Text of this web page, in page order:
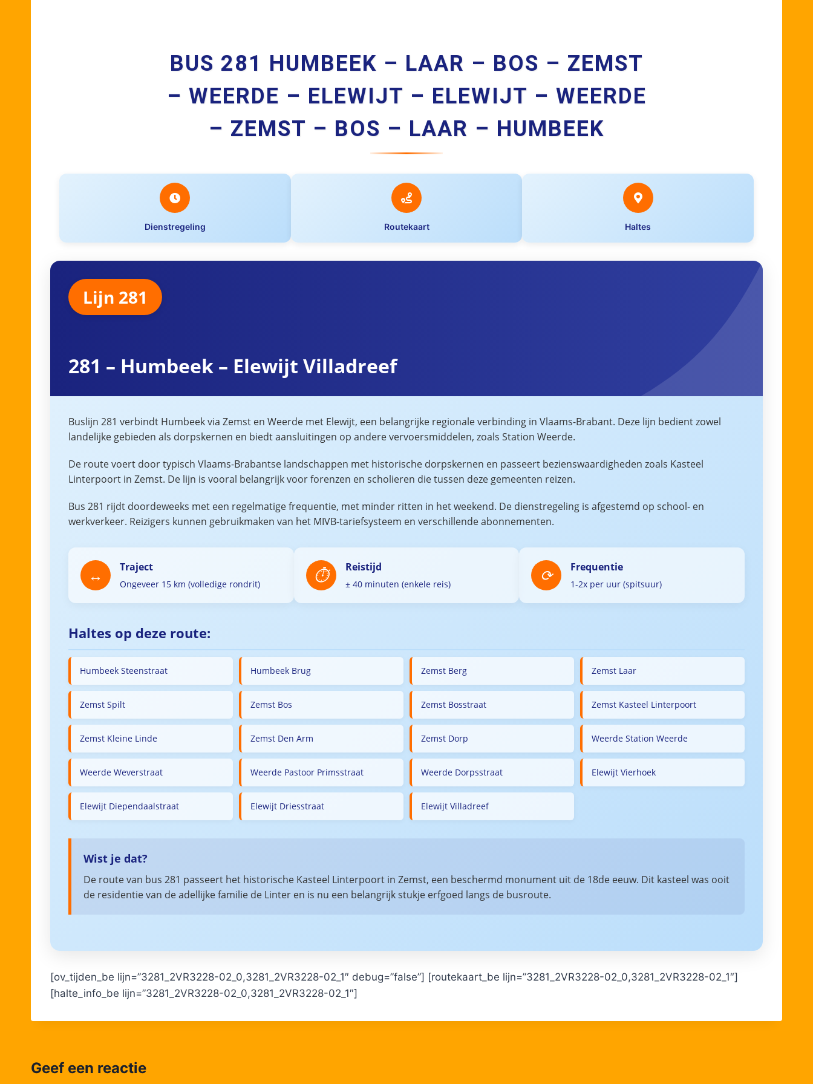
BUS 281 HUMBEEK – LAAR – BOS – ZEMST
– WEERDE – ELEWIJT – ELEWIJT – WEERDE
– ZEMST – BOS – LAAR – HUMBEEK
Dienstregeling Routekaart Haltes
Lijn 281
281 – Humbeek – Elewijt Villadreef
Buslijn 281 verbindt Humbeek via Zemst en Weerde met Elewijt, een belangrijke regionale verbinding in Vlaams-Brabant. Deze lijn bedient zowel
landelijke gebieden als dorpskernen en biedt aansluitingen op andere vervoersmiddelen, zoals Station Weerde.
De route voert door typisch Vlaams-Brabantse landschappen met historische dorpskernen en passeert bezienswaardigheden zoals Kasteel
Linterpoort in Zemst. De lijn is vooral belangrijk voor forenzen en scholieren die tussen deze gemeenten reizen.
Bus 281 rijdt doordeweeks met een regelmatige frequentie, met minder ritten in het weekend. De dienstregeling is afgestemd op school- en
werkverkeer. Reizigers kunnen gebruikmaken van het MIVB-tariefsysteem en verschillende abonnementen.
Traject
Ongeveer 15 km (volledige rondrit)
Reistijd
± 40 minuten (enkele reis)
Frequentie
1-2x per uur (spitsuur)
Haltes op deze route:
Humbeek Steenstraat Humbeek Brug Zemst Berg Zemst Laar
Zemst Spilt Zemst Bos Zemst Bosstraat Zemst Kasteel Linterpoort
Zemst Kleine Linde Zemst Den Arm Zemst Dorp Weerde Station Weerde
Weerde Weverstraat Weerde Pastoor Primsstraat Weerde Dorpsstraat Elewijt Vierhoek
Elewijt Diependaalstraat Elewijt Driesstraat Elewijt Villadreef
Wist je dat?
De route van bus 281 passeert het historische Kasteel Linterpoort in Zemst, een beschermd monument uit de 18de eeuw. Dit kasteel was ooit
de residentie van de adellijke familie de Linter en is nu een belangrijk stukje erfgoed langs de busroute.
[ov_tijden_be lijn=”3281_2VR3228-02_0,3281_2VR3228-02_1″ debug=”false”] [routekaart_be lijn=”3281_2VR3228-02_0,3281_2VR3228-02_1″]
[halte_info_be lijn=”3281_2VR3228-02_0,3281_2VR3228-02_1″]
Geef een reactie